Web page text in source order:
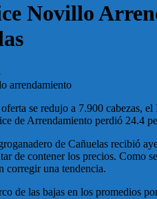
Novillo
se redujo a 7.900 cabezas,
de Arrendamiento perdió 24.4
de Cañuelas recibió
de contener los precios. Como
corregir una tendencia.
de las bajas en los promedios